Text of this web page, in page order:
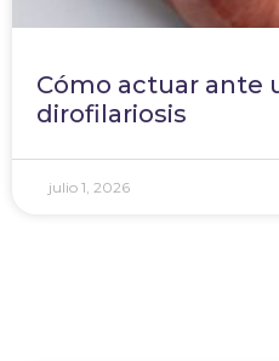
Cómo actuar ante
dirofilariosis
julio 1, 2026